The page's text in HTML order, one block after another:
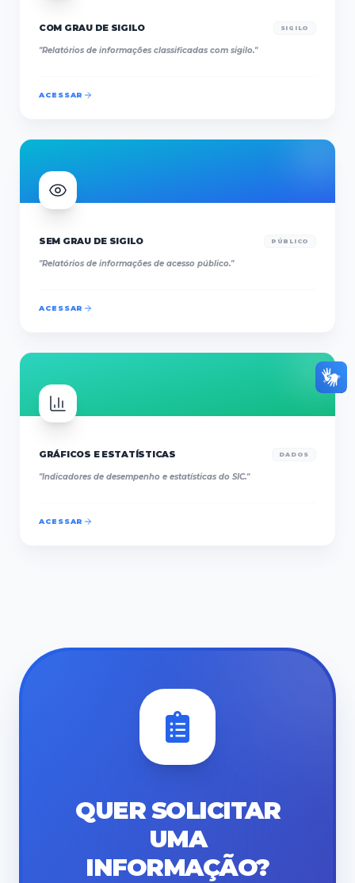
COM GRAU DE SIGILO SIGILO
"Relatórios de informações classificadas com sigilo."
ACESSAR
SEM GRAU DE SIGILO PÚBLICO
"Relatórios de informações de acesso público."
ACESSAR
GRÁFICOS E ESTATÍSTICAS DADOS
"Indicadores de desempenho e estatísticas do SIC."
ACESSAR
QUER SOLICITAR
UMA
INFORMAÇÃO?